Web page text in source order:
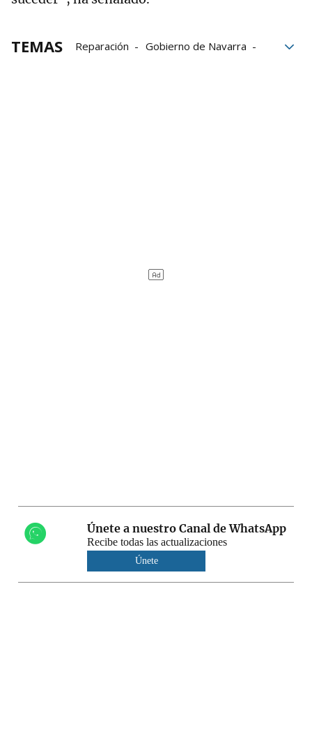
TEMAS Reparación
Gobierno de Navarra
Únete a nuestro Canal de WhatsApp
Recibe todas las actualizaciones
Únete